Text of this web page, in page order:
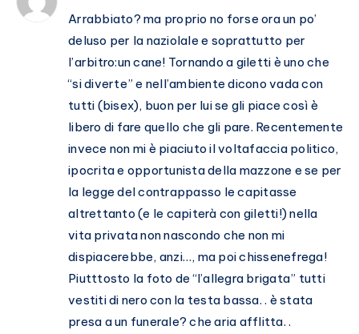
Arrabbiato? ma proprio no forse ora un po’
deluso per la naziolale e soprattutto per
l’arbitro:un cane! Tornando a giletti è uno che
“si diverte” e nell’ambiente dicono vada con
tutti (bisex), buon per lui se gli piace così è
libero di fare quello che gli pare. Recentemente
invece non mi è piaciuto il voltafaccia politico,
ipocrita e opportunista della mazzone e se per
la legge del contrappasso le capitasse
altrettanto (e le capiterà con giletti!) nella
vita privata non nascondo che non mi
dispiacerebbe, anzi…, ma poi chissenefrega!
Piutttosto la foto de “l’allegra brigata” tutti
vestiti di nero con la testa bassa. . è stata
presa a un funerale? che aria afflitta. .